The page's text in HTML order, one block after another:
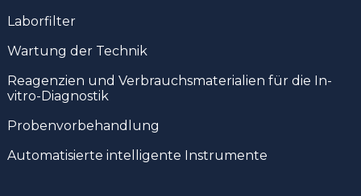
Laborfilter
Wartung der Technik
Reagenzien und Verbrauchsmaterialien für die In-
vitro-Diagnostik
Probenvorbehandlung
Automatisierte intelligente Instrumente